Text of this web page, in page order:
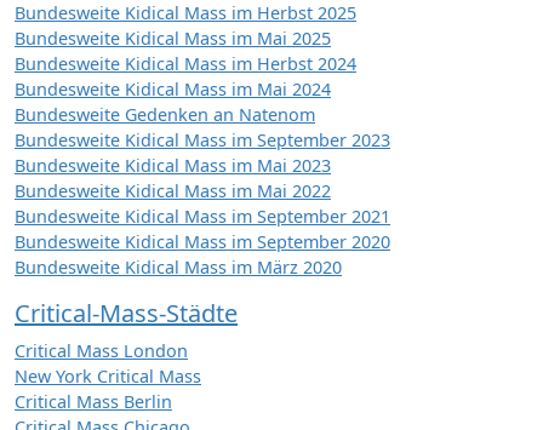
Bundesweite Kidical Mass im Herbst 2025
Bundesweite Kidical Mass im Mai 2025
Bundesweite Kidical Mass im Herbst 2024
Bundesweite Kidical Mass im Mai 2024
Bundesweite Gedenken an Natenom
Bundesweite Kidical Mass im September 2023
Bundesweite Kidical Mass im Mai 2023
Bundesweite Kidical Mass im Mai 2022
Bundesweite Kidical Mass im September 2021
Bundesweite Kidical Mass im September 2020
Bundesweite Kidical Mass im März 2020
Critical-Mass-Städte
Critical Mass London
New York Critical Mass
Critical Mass Berlin